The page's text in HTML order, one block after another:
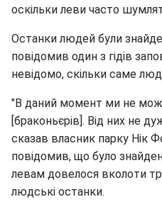
оскільки леви часто
Останки людей були
повідомив один з гідів
невідомо, скільки саме
"В даний момент ми не
[браконьєрів]. Від них не
сказав власник парку Нік
повідомив, що було
левам довелося вколоти
людські останки.